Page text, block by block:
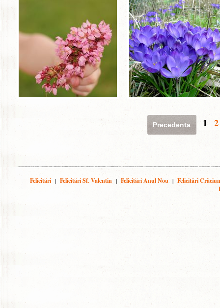
Precedenta 1 2
Felicitări | Felicitări Sf. Valentin | Felicitări Anul Nou | Felicitări